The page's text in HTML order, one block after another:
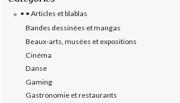
• • Articles et blablas
Bandes dessinées et mangas
Beaux-arts, musées et expositions
Cinéma
Danse
Gaming
Gastronomie et restaurants